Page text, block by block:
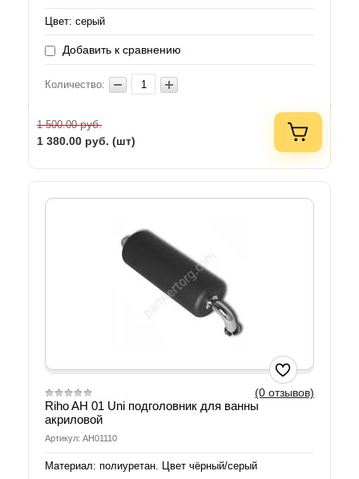
Цвет: серый
Добавить к сравнению
Количество:
1 500.00руб.
1 380.00 руб. (шт)
(0 отзывов)
Riho AH 01 Uni подголовник для ванны
акриловой
Артикул: AH01110
Материал: полиуретан. Цвет чёрный/серый